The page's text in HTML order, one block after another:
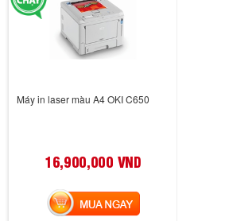
Máy in laser màu A4 OKI C650
16,900,000 VND
MUA NGAY